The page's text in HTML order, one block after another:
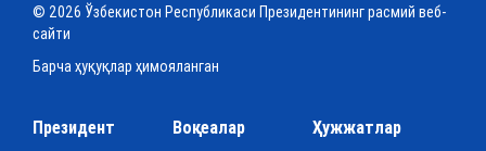
© 2026 Ўзбекистон Республикаси Президентининг расмий веб-
сайти
Барча ҳуқуқлар ҳимояланган
Президент Воқеалар Ҳужжатлар